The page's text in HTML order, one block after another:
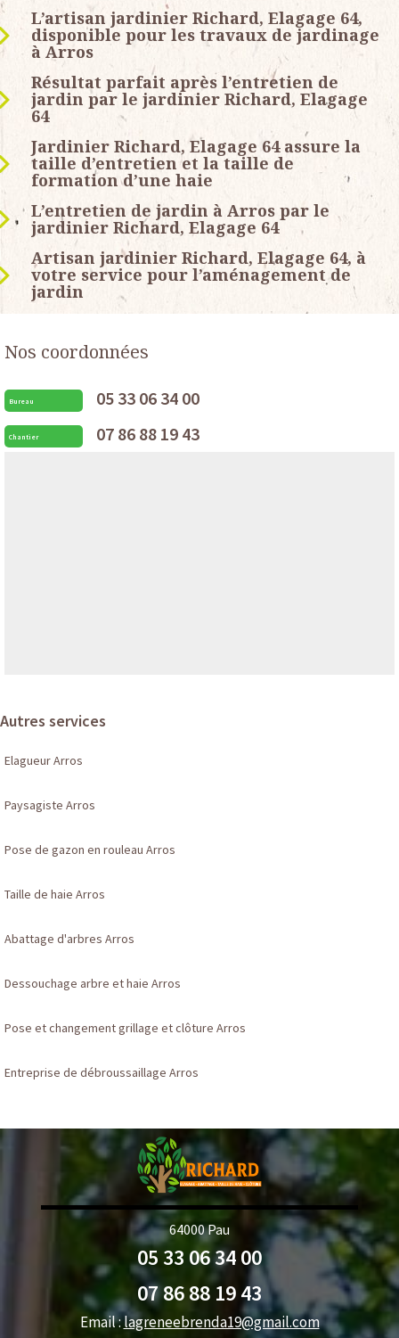
L’artisan jardinier Richard, Elagage 64,
disponible pour les travaux de jardinage
à Arros
Résultat parfait après l’entretien de
jardin par le jardinier Richard, Elagage
64
Jardinier Richard, Elagage 64 assure la
taille d’entretien et la taille de
formation d’une haie
L’entretien de jardin à Arros par le
jardinier Richard, Elagage 64
Artisan jardinier Richard, Elagage 64, à
votre service pour l’aménagement de
jardin
Nos coordonnées
Bureau 05 33 06 34 00
Chantier 07 86 88 19 43
Autres services
Elagueur Arros
Paysagiste Arros
Pose de gazon en rouleau Arros
Taille de haie Arros
Abattage d'arbres Arros
Dessouchage arbre et haie Arros
Pose et changement grillage et clôture Arros
Entreprise de débroussaillage Arros
64000 Pau
05 33 06 34 00
07 86 88 19 43
Email :lagreneebrenda19@gmail.com